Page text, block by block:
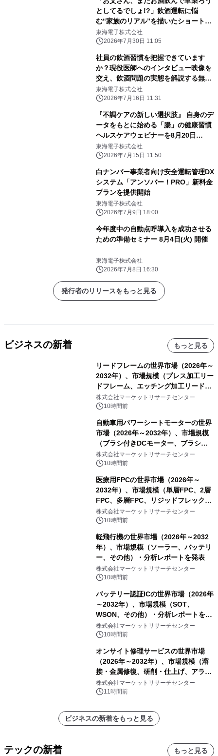
としてるでしょ!?」飲酒運転に悩
む“家族のリアル”を描いたショートス
トーリー動画を公開
東海電子株式会社
2026年7月30日 11:05
社員の飲酒習慣を把握できています
か？現役医師へのインタビュー映像を
交え、飲酒問題の実態を解説する無料
ウェビナーを8月6日（木）開催
東海電子株式会社
2026年7月16日 11:31
『不調ケアの新しい選択肢』 自身のデ
ータをもとに始める「腸」の健康習慣
ヘルスケアウェビナーを8月20日
（木）開催
東海電子株式会社
2026年7月15日 11:50
白ナンバー事業者向け安全運転管理DX
システム「アンソバー！PRO」新料金
プランを提供開始
東海電子株式会社
2026年7月9日 18:00
今年度中の自動点呼導入を成功させる
ための準備セミナー 8月4日(火) 開催
東海電子株式会社
2026年7月8日 16:30
発行者のリリースをもっと見る
ビジネスの新着 もっと見る
リードフレームの世界市場（2026年～
2032年）、市場規模（プレス加工リー
ドフレーム、エッチング加工リードフ
レーム）・分析レポートを発表
株式会社マーケットリサーチセンター
10時間前
自動車用パワーシートモーターの世界
市場（2026年～2032年）、市場規模
（ブラシ付きDCモーター、ブラシレ
スDCモーター）・分析レポートを発
表
株式会社マーケットリサーチセンター
10時間前
医療用FPCの世界市場（2026年～
2032年）、市場規模（単層FPC、2層
FPC、多層FPC、リジッドフレックス
PCB）・分析レポートを発表
株式会社マーケットリサーチセンター
10時間前
軽飛行機の世界市場（2026年～2032
年）、市場規模（ソーラー、バッテリ
ー、その他）・分析レポートを発表
株式会社マーケットリサーチセンター
10時間前
バッテリー認証ICの世界市場（2026年
～2032年）、市場規模（SOT、
WSON、その他）・分析レポートを発
表
株式会社マーケットリサーチセンター
10時間前
オンサイト修理サービスの世界市場
（2026年～2032年）、市場規模（溶
接・金属修復、研削・仕上げ、アライ
メント、その他）・分析レポートを発
表
株式会社マーケットリサーチセンター
11時間前
ビジネスの新着をもっと見る
テックの新着 もっと見る